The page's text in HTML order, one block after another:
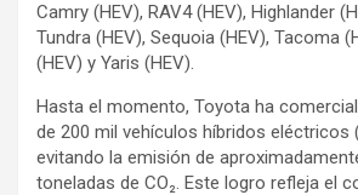
Camry (HEV), RAV4 (HEV), Highlander
Tundra (HEV), Sequoia (HEV), Tacoma
(HEV) y Yaris (HEV).
Hasta el momento, Toyota ha
de 200 mil vehículos híbridos eléctricos
evitando la emisión de
toneladas de CO₂. Este logro refleja el